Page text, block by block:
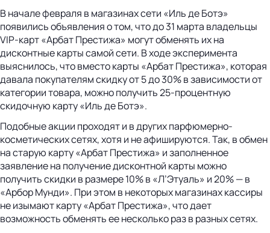
В начале февраля в магазинах сети «Иль де Ботэ»
появились объявления о том, что до 31 марта владельцы
VIP-карт «Арбат Престижа» могут обменять их на
дисконтные карты самой сети. В ходе эксперимента
выяснилось, что вместо карты «Арбат Престижа», которая
давала покупателям скидку от 5 до 30% в зависимости от
категории товара, можно получить 25-процентную
скидочную карту «Иль де Ботэ».
Подобные акции проходят и в других парфюмерно-
косметиче­ских сетях, хотя и не афишируются. Так, в обмен
на старую карту «Арбат Престижа» и заполненное
заявление на получение дисконтной карты можно
получить скидки в размере 10% в «Л’Этуаль» и 20% — в
«Арбор Мунди». При этом в некоторых магазинах кассиры
не изымают карту «Арбат Престижа», что дает
возможность обменять ее несколько раз в разных сетях.